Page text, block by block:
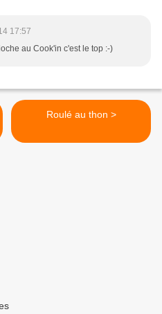
17:57
au Cook'in c'est le top :-)
Roulé au thon >